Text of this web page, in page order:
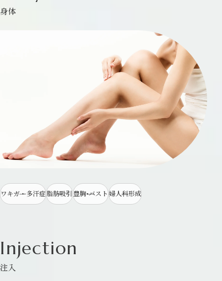
身体
ワキガ・多汗症脂肪吸引豊胸•バスト婦人科形成
Injection
注入